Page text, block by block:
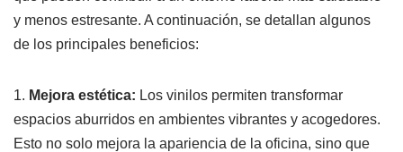
y menos estresante. A continuación, se detallan algunos
de los principales beneficios:
1. Mejora estética: Los vinilos permiten transformar
espacios aburridos en ambientes vibrantes y acogedores.
Esto no solo mejora la apariencia de la oficina, sino que